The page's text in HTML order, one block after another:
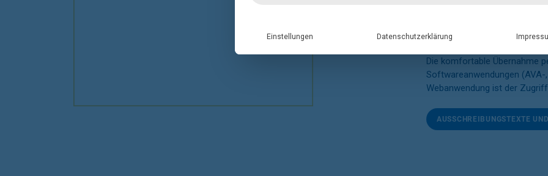
kostenfreien
den Texten stehen Ihnen
Kontaktmöglichkeiten zum
Die komfortable Übernahme
Softwareanwendungen
Webanwendung ist der
AUSSCHREIBUNGSTEXTE
Einstellungen Datenschutzerklärung